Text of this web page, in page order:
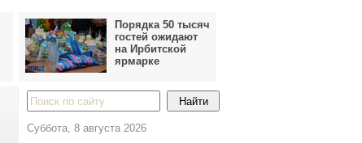
Порядка 50 тысяч
гостей ожидают
на Ирбитской
ярмарке
Суббота, 8 августа 2026